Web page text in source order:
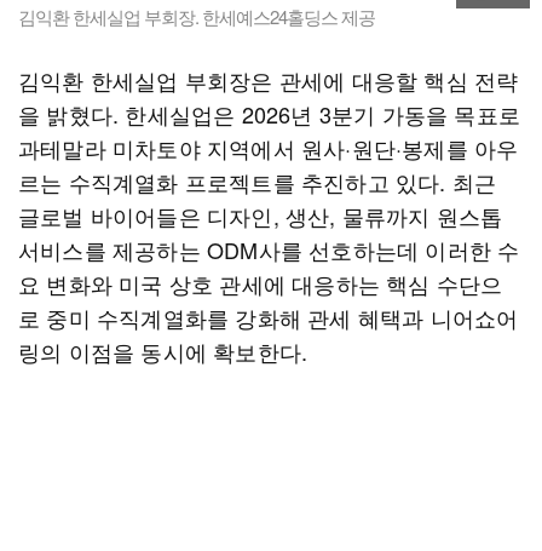
김익환 한세실업 부회장. 한세예스24홀딩스 제공
김익환 한세실업 부회장은 관세에 대응할 핵심 전략
을 밝혔다. 한세실업은 2026년 3분기 가동을 목표로
과테말라 미차토야 지역에서 원사·원단·봉제를 아우
르는 수직계열화 프로젝트를 추진하고 있다. 최근
글로벌 바이어들은 디자인, 생산, 물류까지 원스톱
서비스를 제공하는 ODM사를 선호하는데 이러한 수
요 변화와 미국 상호 관세에 대응하는 핵심 수단으
로 중미 수직계열화를 강화해 관세 혜택과 니어쇼어
링의 이점을 동시에 확보한다.